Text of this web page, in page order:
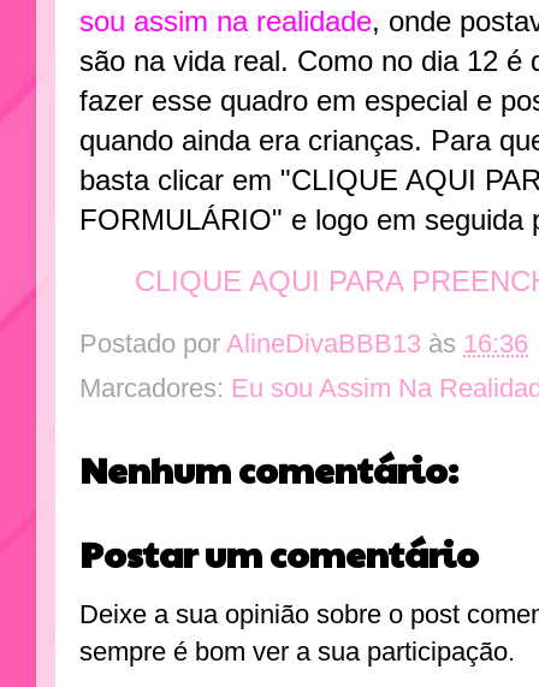
sou assim na realidade, onde
são na vida real. Como no dia 12 é
fazer esse quadro em especial e
quando ainda era crianças. Para
basta clicar em "CLIQUE AQUI
FORMULÁRIO" e logo em seguida
CLIQUE AQUI PARA
Postado por AlineDivaBBB13 às 16:36
Marcadores: Eu sou Assim Na
Nenhum comentário:
Postar um comentário
Deixe a sua opinião sobre o post
sempre é bom ver a sua participação.